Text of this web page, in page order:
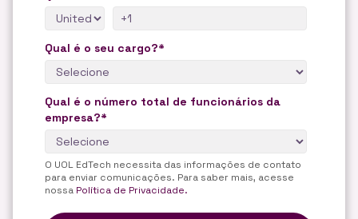
Qual é o seu cargo?*
Qual é o número total de funcionários da
empresa?*
O UOL EdTech necessita das informações de contato
para enviar comunicações. Para saber mais, acesse
nossa Política de Privacidade.